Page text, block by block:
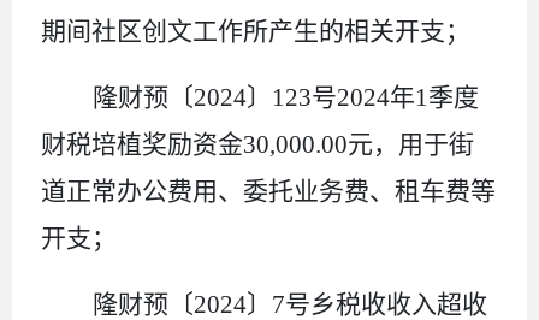
期间社区创文工作所产生的相关开支；
隆财预〔2024〕 123号2024年1 季度
财税培植奖励资金30,000.00元，用于街
道正常办公费用、委托业务费、租车费等
开支；
隆财预〔2024〕 7号乡税收收入超收